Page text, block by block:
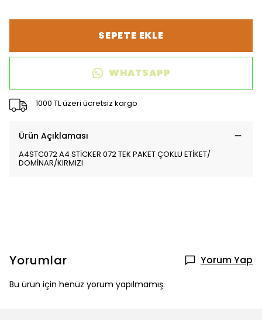
SEPETE EKLE
WHATSAPP
1000 TL üzeri ücretsiz kargo
Ürün Açıklaması
A4STC072 A4 STİCKER 072 TEK PAKET ÇOKLU ETİKET/
DOMİNAR/KIRMIZI
Yorumlar Yorum Yap
Bu ürün için henüz yorum yapılmamış.